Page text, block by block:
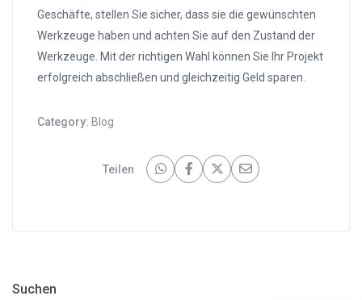
Geschäfte, stellen Sie sicher, dass sie die gewünschten
Werkzeuge haben und achten Sie auf den Zustand der
Werkzeuge. Mit der richtigen Wahl können Sie Ihr Projekt
erfolgreich abschließen und gleichzeitig Geld sparen.
Category: Blog
Teilen
Suchen